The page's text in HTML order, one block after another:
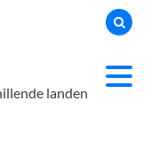
landen